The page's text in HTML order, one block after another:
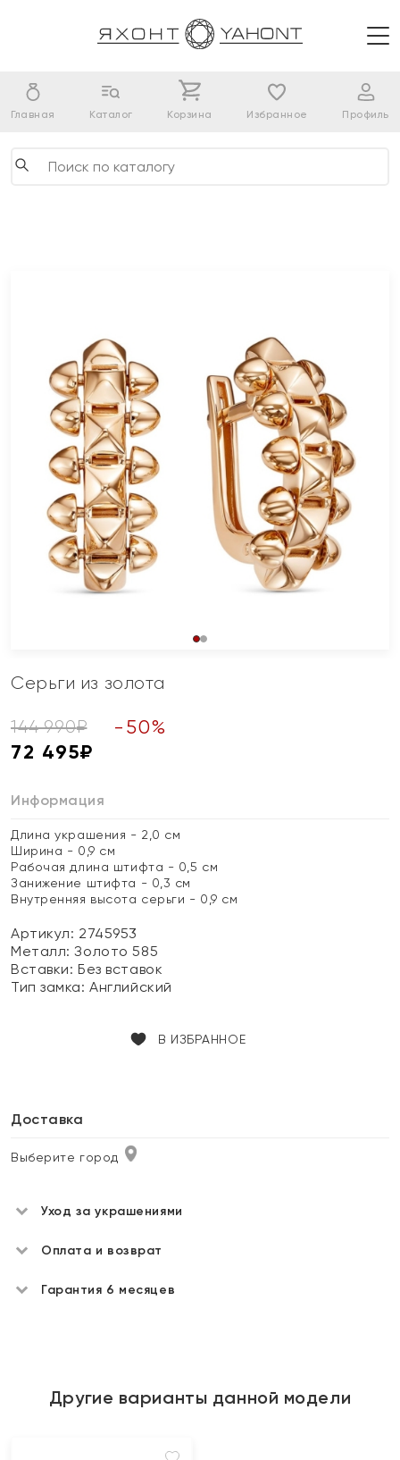
Главная Каталог Корзина Избранное Профиль
Серьги из золота
144 990₽ - 50%
72 495₽
Информация
Длина украшения - 2,0 см
Ширина - 0,9 см
Рабочая длина штифта - 0,5 см
Занижение штифта - 0,3 см
Внутренняя высота серьги - 0,9 см
Артикул: 2745953
Металл:Золото 585
Вставки:Без вставок
Тип замка:Английский
В ИЗБРАННОЕ
Доставка
Выберите город
Уход за украшениями
Оплата и возврат
Гарантия 6 месяцев
Другие варианты данной модели